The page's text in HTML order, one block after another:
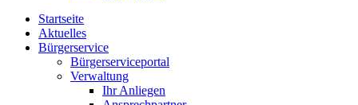
Startseite
Aktuelles
Bürgerservice
Bürgerserviceportal
Verwaltung
Ihr Anliegen